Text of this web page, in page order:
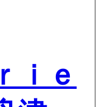
ｉｅ